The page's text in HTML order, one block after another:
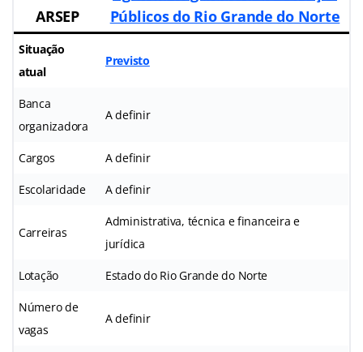
ARSEP
Públicos do Rio Grande do Norte
Situação
atual
Previsto
Banca
organizadora
A definir
Cargos A definir
Escolaridade A definir
Carreiras
Administrativa, técnica e financeira e
jurídica
Lotação Estado do Rio Grande do Norte
Número de
vagas
A definir